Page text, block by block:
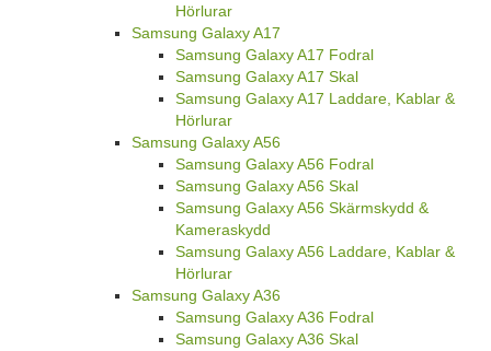
Hörlurar
Samsung Galaxy A17
Samsung Galaxy A17 Fodral
Samsung Galaxy A17 Skal
Samsung Galaxy A17 Laddare, Kablar &
Hörlurar
Samsung Galaxy A56
Samsung Galaxy A56 Fodral
Samsung Galaxy A56 Skal
Samsung Galaxy A56 Skärmskydd &
Kameraskydd
Samsung Galaxy A56 Laddare, Kablar &
Hörlurar
Samsung Galaxy A36
Samsung Galaxy A36 Fodral
Samsung Galaxy A36 Skal